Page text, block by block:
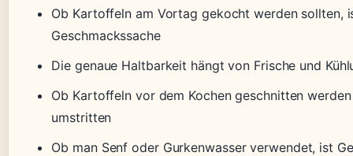
Ob Kartoffeln am Vortag gekocht werden sollten,
Geschmackssache
Die genaue Haltbarkeit hängt von Frische und
Ob Kartoffeln vor dem Kochen geschnitten
umstritten
Ob man Senf oder Gurkenwasser verwendet, ist